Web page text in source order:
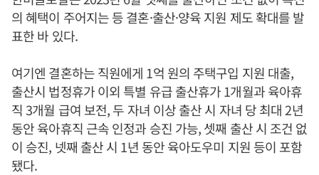
의 혜택이 주어지는 등 결혼·출산·양육 지원 제도 확대를 발
표한 바 있다.
여기엔 결혼하는 직원에게 1억 원의 주택구입 지원 대출,
출산시 법정휴가 이외 특별 유급 출산휴가 1개월과 육아휴
직 3개월 급여 보전, 두 자녀 이상 출산 시 자녀 당 최대 2년
동안 육아휴직 근속 인정과 승진 가능, 셋째 출산 시 조건 없
이 승진, 넷째 출산 시 1년 동안 육아도우미 지원 등이 포함
됐다.